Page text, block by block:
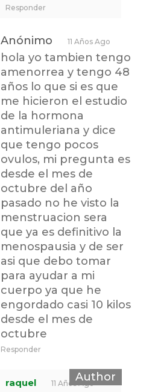
Responder
Anónimo 11 Años Ago
hola yo tambien tengo
amenorrea y tengo 48
años lo que si es que
me hicieron el estudio
de la hormona
antimuleriana y dice
que tengo pocos
ovulos, mi pregunta es
desde el mes de
octubre del año
pasado no he visto la
menstruacion sera
que ya es definitivo la
menospausia y de ser
asi que debo tomar
para ayudar a mi
cuerpo ya que he
engordado casi 10 kilos
desde el mes de
octubre
Responder
raquel 11 Años Ago